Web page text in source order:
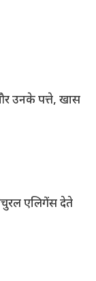
उनके पत्ते, खास
एलिगेंस देते